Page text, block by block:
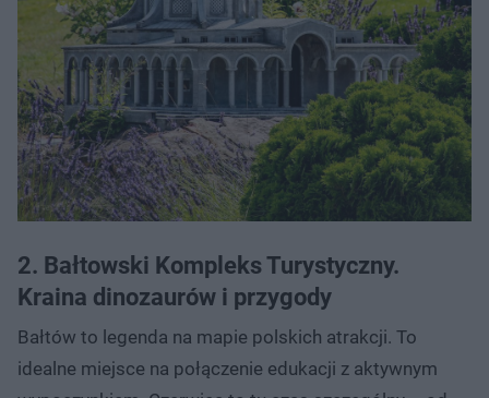
2. Bałtowski Kompleks Turystyczny.
Kraina dinozaurów i przygody
Bałtów to legenda na mapie polskich atrakcji. To
idealne miejsce na połączenie edukacji z aktywnym